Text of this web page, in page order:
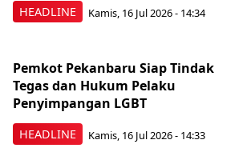
HEADLINE Kamis, 16 Jul 2026 - 14:34
HEADLINE
Pemkot Pekanbaru Siap Tindak
Tegas dan Hukum Pelaku
Penyimpangan LGBT
Kamis, 16 Jul 2026 - 14:33